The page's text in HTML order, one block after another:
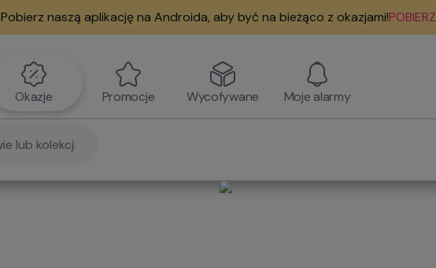
Pobierz naszą aplikację na Androida, aby być na bieżąco z okazjami!POBIERZ
Okazje Promocje Wycofywane Moje alarmy